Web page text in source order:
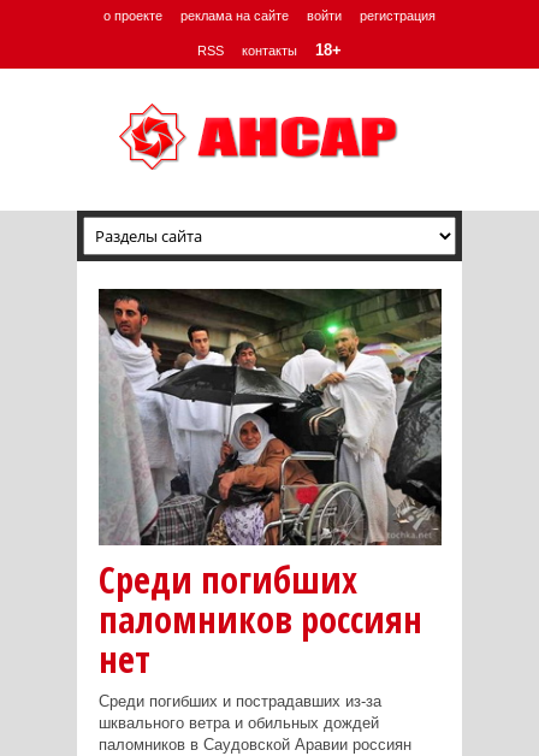
о проекте реклама на сайте войти регистрация
RSS контакты 18+
Среди погибших
паломников россиян
нет
Среди погибших и пострадавших из-за
шквального ветра и обильных дождей
паломников в Саудовской Аравии россиян